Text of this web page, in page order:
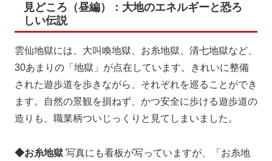
見どころ（昼編）：大地のエネルギーと恐ろ
しい伝説
雲仙地獄には、大叫喚地獄、お糸地獄、清七地獄など、
30あまりの「地獄」が点在しています。きれいに整備
された遊歩道を歩きながら、それぞれを巡ることができ
ます。自然の景観を損ねず、かつ安全に歩ける遊歩道の
造りも、職業柄ついじっくりと見てしまいました。
◆お糸地獄 写真にも看板が写っていますが、「お糸地